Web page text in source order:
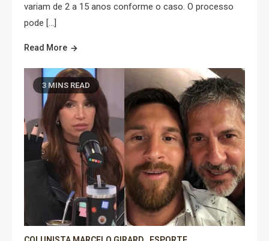
variam de 2 a 15 anos conforme o caso. O processo
pode […]
Read More
3 MINS READ